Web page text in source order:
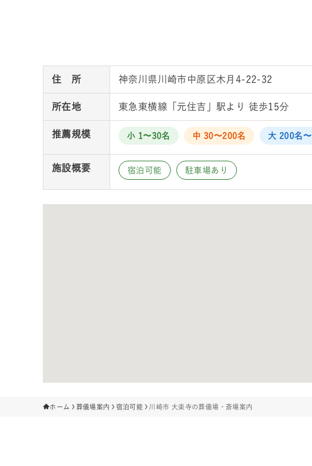
住 所 神奈川県川崎市中原区木月4-22-32
所在地 東急東横線「元住吉」駅より 徒歩15分
推薦規模 小 1〜30名 中 30〜200名 大 200名〜
施設概要 宿泊可能 駐車場あり
ホーム 葬儀場案内 宿泊可能 川崎市 大楽寺の葬儀場・斎場案内